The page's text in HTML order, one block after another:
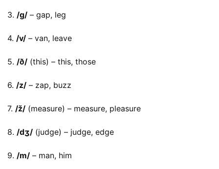
3. /g/ – gap, leg
4. /v/ – van, leave
5. /ð/ (this) – this, those
6. /z/ – zap, buzz
7. /ž/ (measure) – measure, pleasure
8. /dʒ/ (judge) – judge, edge
9. /m/ – man, him